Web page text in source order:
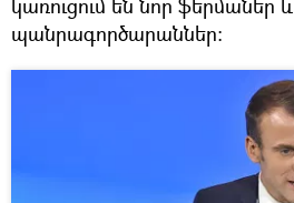
կառուցում են նոր ֆերմաներ և
պանրագործարաններ: